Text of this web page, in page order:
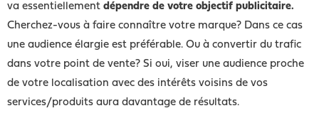
va essentiellement dépendre de votre objectif publicitaire.
Cherchez-vous à faire connaître votre marque? Dans ce cas
une audience élargie est préférable. Ou à convertir du trafic
dans votre point de vente? Si oui, viser une audience proche
de votre localisation avec des intérêts voisins de vos
services/produits aura davantage de résultats.